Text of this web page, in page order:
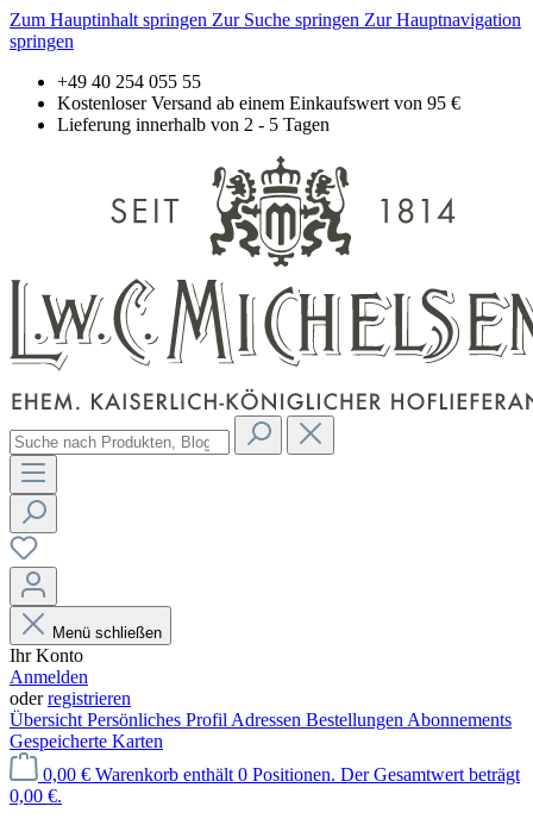
Zum Hauptinhalt springen Zur Suche springen Zur Hauptnavigation
springen
+49 40 254 055 55
Kostenloser Versand ab einem Einkaufswert von 95 €
Lieferung innerhalb von 2 - 5 Tagen
Menü schließen
Ihr Konto
Anmelden
oderregistrieren
Übersicht Persönliches Profil Adressen Bestellungen Abonnements
Gespeicherte Karten
0,00 € Warenkorb enthält 0 Positionen. Der Gesamtwert beträgt
0,00 €.